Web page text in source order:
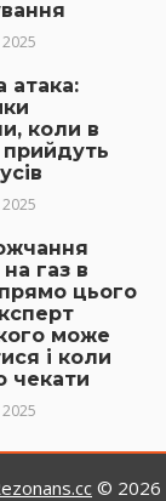
атака:
коли в
прийдуть
газ в
прямо цього
може
і коли
чекати
© 2026